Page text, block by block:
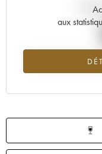
aux
Tendance à la